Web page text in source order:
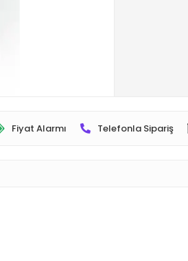
Fiyat Alarmı Telefonla Sipariş